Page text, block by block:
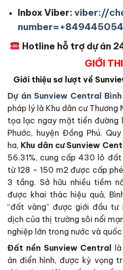
Inbox Viber: viber://
Hotline hỗ trợ dự án
GIỚI
Giới thiệu sơ lượt về
Dự án Sunview Central
pháp lý là Khu dân cư Thương
tọa lạc ngay mặt tiền đường
Phước, huyện Đồng Phú.
ha, Khu dân cư Sunview
56.31%, cung cấp 430 lô
từ 128 – 150 m2 được cấp
3 tầng. Sở hữu nhiều tiềm
được khai thác hiệu quả,
“đất vàng” được giới đầu tư
dịch của thị trường sôi nổi
nghiệp lớn trong nước và
Đất nền Sunview Central
án điển hình, được kỳ vọng